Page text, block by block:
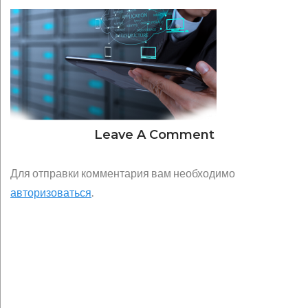
Новости
IT
Leave A Comment
Для отправки комментария вам необходимо
авторизоваться.